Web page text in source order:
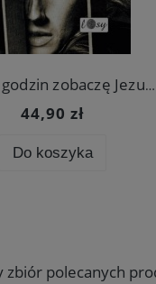
Za pięć godzin zobaczę Jezusa. Dziennik więzienny
44,90 zł
Do koszyka
polecanych
Zapisz się na
na bieżąco z